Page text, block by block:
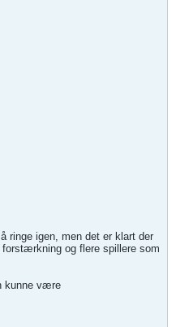
ringe igen, men det er klart der
og flere spillere som
kunne være